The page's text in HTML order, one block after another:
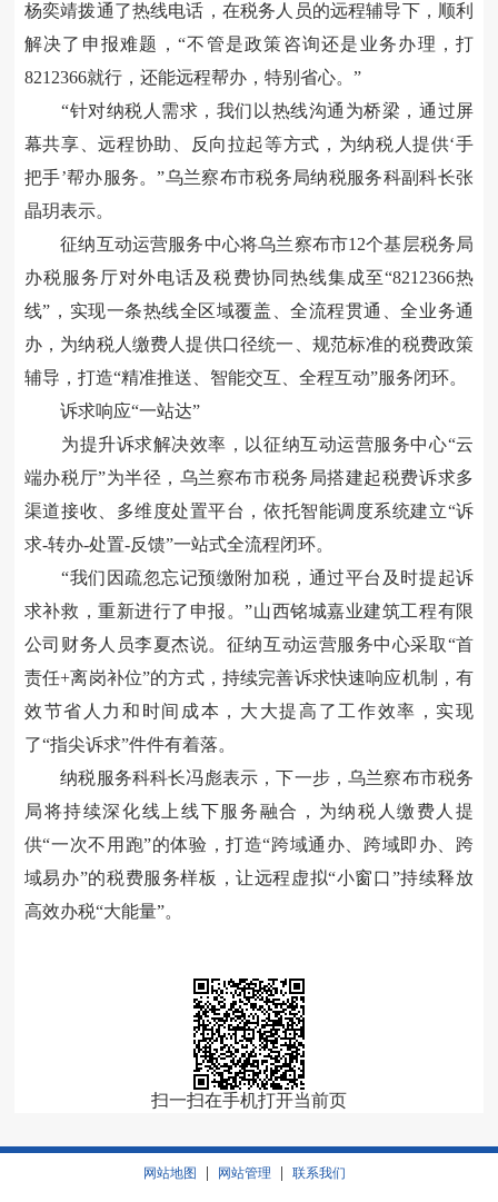
杨奕靖拨通了热线电话，在税务人员的远程辅导下，顺利
解决了申报难题，“不管是政策咨询还是业务办理，打
8212366就行，还能远程帮办，特别省心。”
“针对纳税人需求，我们以热线沟通为桥梁，通过屏
幕共享、远程协助、反向拉起等方式，为纳税人提供‘手
把手’帮办服务。”乌兰察布市税务局纳税服务科副科长张
晶玥表示。
征纳互动运营服务中心将乌兰察布市12个基层税务局
办税服务厅对外电话及税费协同热线集成至“8212366热
线”，实现一条热线全区域覆盖、全流程贯通、全业务通
办，为纳税人缴费人提供口径统一、规范标准的税费政策
辅导，打造“精准推送、智能交互、全程互动”服务闭环。
诉求响应“一站达”
为提升诉求解决效率，以征纳互动运营服务中心“云
端办税厅”为半径，乌兰察布市税务局搭建起税费诉求多
渠道接收、多维度处置平台，依托智能调度系统建立“诉
求-转办-处置-反馈”一站式全流程闭环。
“我们因疏忽忘记预缴附加税，通过平台及时提起诉
求补救，重新进行了申报。”山西铭城嘉业建筑工程有限
公司财务人员李夏杰说。征纳互动运营服务中心采取“首
责任+离岗补位”的方式，持续完善诉求快速响应机制，有
效节省人力和时间成本，大大提高了工作效率，实现
了“指尖诉求”件件有着落。
纳税服务科科长冯彪表示，下一步，乌兰察布市税务
局将持续深化线上线下服务融合，为纳税人缴费人提
供“一次不用跑”的体验，打造“跨域通办、跨域即办、跨
域易办”的税费服务样板，让远程虚拟“小窗口”持续释放
高效办税“大能量”。
扫一扫在手机打开当前页
网站地图 网站管理 联系我们